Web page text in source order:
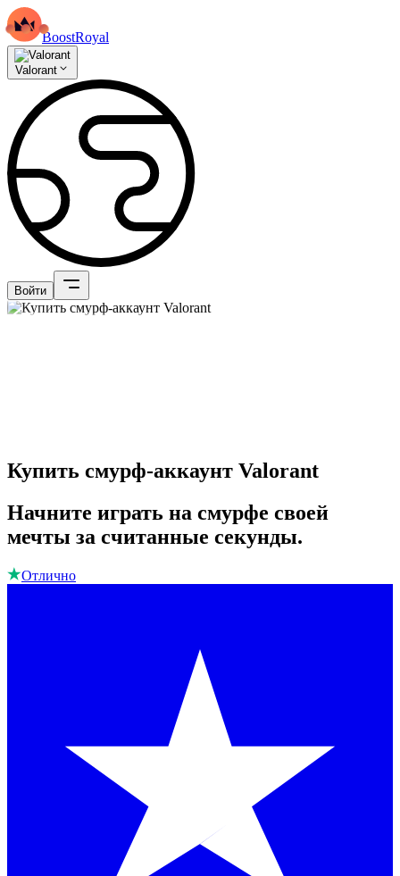
BoostRoyal
Valorant
Войти
Купить смурф-аккаунт Valorant
Начните играть на смурфе своей
мечты за считанные секунды.
Отлично